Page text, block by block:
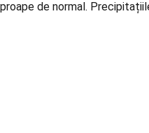
de normal.